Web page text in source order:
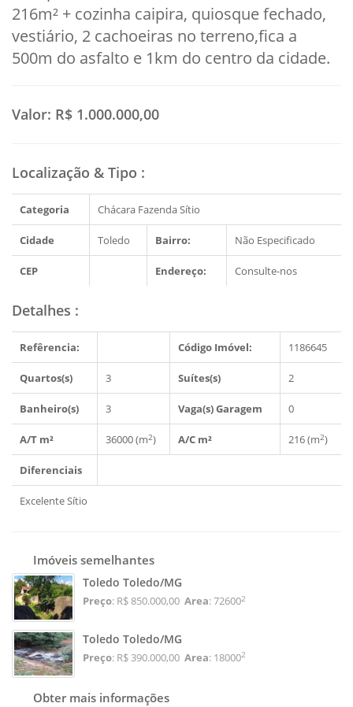
216m² + cozinha caipira, quiosque fechado,
vestiário, 2 cachoeiras no terreno,fica a
500m do asfalto e 1km do centro da cidade.
Valor: R$ 1.000.000,00
Localização & Tipo :
Categoria Chácara Fazenda Sítio
Cidade Toledo Bairro: Não Especificado
CEP Endereço: Consulte-nos
Detalhes :
Refêrencia: Código Imóvel: 1186645
Quartos(s) 3 Suítes(s) 2
Banheiro(s) 3 Vaga(s) Garagem 0
A/T m² 36000 (m2) A/C m² 216 (m2)
Diferenciais
Excelente Sítio
Imóveis semelhantes
Toledo Toledo/MG
Preço: R$ 850.000,00 Area: 726002
Toledo Toledo/MG
Preço: R$ 390.000,00 Area: 180002
Obter mais informações